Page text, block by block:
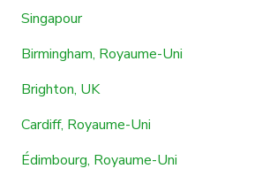
Singapour
Birmingham, Royaume-Uni
Brighton, UK
Cardiff, Royaume-Uni
Édimbourg, Royaume-Uni